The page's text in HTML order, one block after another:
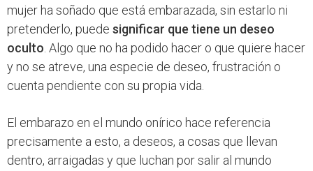
mujer ha soñado que está embarazada, sin estarlo ni
pretenderlo, puede significar que tiene un deseo
oculto. Algo que no ha podido hacer o que quiere hacer
y no se atreve, una especie de deseo, frustración o
cuenta pendiente con su propia vida.
El embarazo en el mundo onírico hace referencia
precisamente a esto, a deseos, a cosas que llevan
dentro, arraigadas y que luchan por salir al mundo